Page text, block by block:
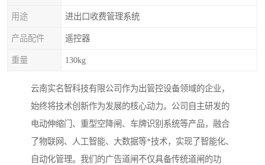
用途 进出口收费管理系统
产品配件 遥控器
重量 130kg
云南实名智科技有限公司作为出管控设备领域的企业，
始终将技术创新作为发展的核心动力。公司自主研发的
电动伸缩门、重型空降闸、车牌识别系统等产品，融合
了物联网、人工智能、大数据等*技术，实现了智能化、
自动化管理。我们的广告道闸不仅具备传统道闸的功